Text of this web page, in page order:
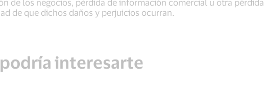
de que dichos daños y perjuicios ocurran.
interesarte